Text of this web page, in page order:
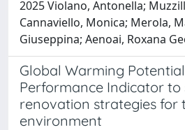
2025 Violano, Antonella;
Cannaviello, Monica; Merola,
Giuseppina; Aenoai, Roxana
Global Warming
Performance Indicator to
renovation strategies for
environment